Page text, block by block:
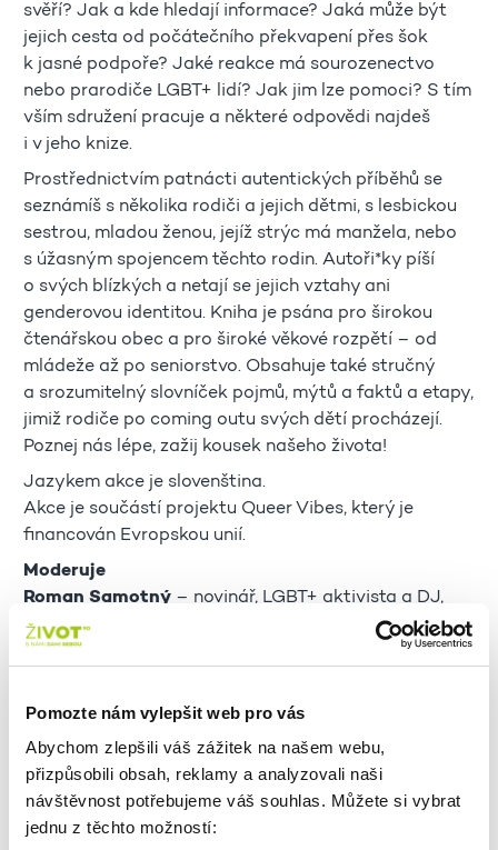
Pomozte nám vylepšit web pro vás
Abychom zlepšili váš zážitek na našem webu,
přizpůsobili obsah, reklamy a analyzovali naši
návštěvnost potřebujeme váš souhlas. Můžete si vybrat
jednu z těchto možností:
svěří? Jak a kde hledají informace? Jaká může být
jejich cesta od počátečního překvapení přes šok
k jasné podpoře? Jaké reakce má sourozenectvo
nebo prarodiče LGBT+ lidí? Jak jim lze pomoci? S tím
vším sdružení pracuje a některé odpovědi najdeš
i v jeho knize.
Prostřednictvím patnácti autentických příběhů se
seznámíš s několika rodiči a jejich dětmi, s lesbickou
sestrou, mladou ženou, jejíž strýc má manžela, nebo
s úžasným spojencem těchto rodin. Autoři*ky píší
o svých blízkých a netají se jejich vztahy ani
genderovou identitou. Kniha je psána pro širokou
čtenářskou obec a pro široké věkové rozpětí – od
mládeže až po seniorstvo. Obsahuje také stručný
a srozumitelný slovníček pojmů, mýtů a faktů a etapy,
jimiž rodiče po coming outu svých dětí procházejí.
Poznej nás lépe, zažij kousek našeho života!
Jazykem akce je slovenština.
Akce je součástí projektu Queer Vibes, který je
financován Evropskou unií.
Moderuje
Roman Samotný – novinář, LGBT+ aktivista a DJ,
z bratislavského queer projektu Tepláreň
možnost sezení, vnitřní prostor
7. 8. 2024